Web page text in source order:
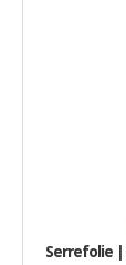
Serrefolie